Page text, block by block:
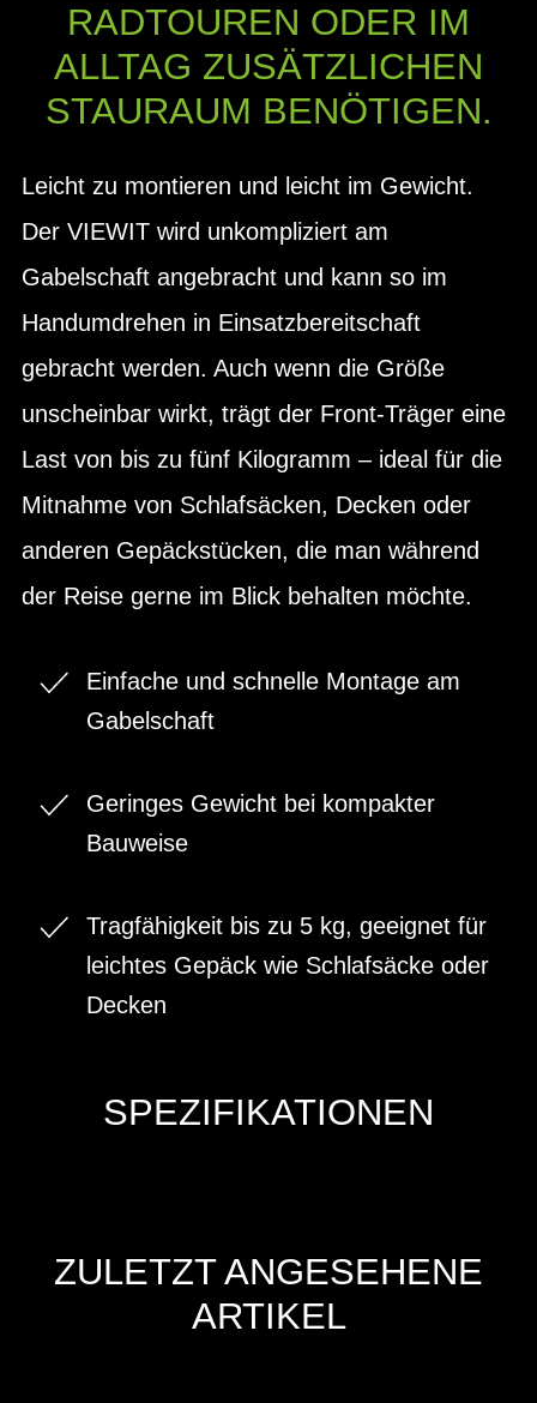
RADTOUREN ODER IM
ALLTAG ZUSÄTZLICHEN
STAURAUM BENÖTIGEN.
Leicht zu montieren und leicht im Gewicht.
Der VIEWIT wird unkompliziert am
Gabelschaft angebracht und kann so im
Handum­drehen in Einsatzbereitschaft
gebracht werden. Auch wenn die Größe
unscheinbar wirkt, trägt der Front-Träger eine
Last von bis zu fünf Kilogramm – ideal für die
Mitnahme von Schlafsäcken, Decken oder
anderen Gepäckstücken, die man während
der Reise gerne im Blick behalten möchte.
Einfache und schnelle Montage am
Gabelschaft
Geringes Gewicht bei kompakter
Bauweise
Tragfähigkeit bis zu 5 kg, geeignet für
leichtes Gepäck wie Schlafsäcke oder
Decken
SPEZIFIKATIONEN
ZULETZT ANGESEHENE
ARTIKEL